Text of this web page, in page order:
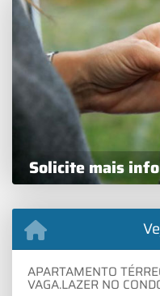
Solicite mais
APARTAMENTO
VAGA.LAZER NO